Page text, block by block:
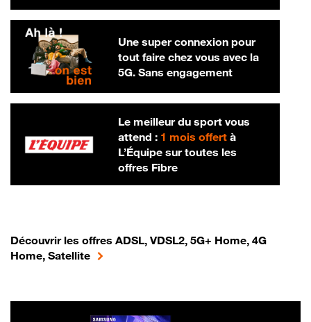
Une super connexion pour
tout faire chez vous avec la
5G. Sans engagement
Le meilleur du sport vous
attend : 1 mois offertà
L’Équipe sur toutes les
offres Fibre
Découvrir les offres ADSL, VDSL2, 5G+ Home, 4G
Home, Satellite